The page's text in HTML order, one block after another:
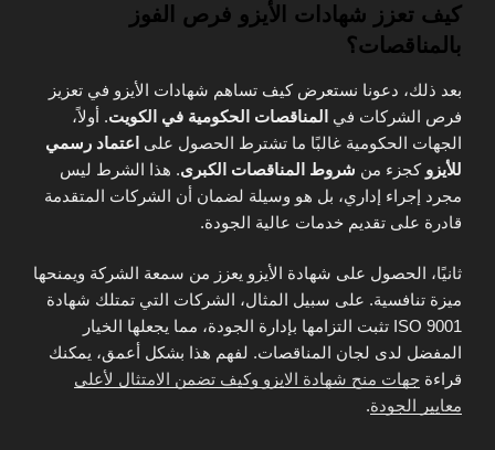
كيف تعزز شهادات الأيزو فرص الفوز
بالمناقصات؟
بعد ذلك، دعونا نستعرض كيف تساهم شهادات الأيزو في تعزيز
فرص الشركات في المناقصات الحكومية في الكويت. أولاً،
الجهات الحكومية غالبًا ما تشترط الحصول على اعتماد رسمي
للأيزو كجزء من شروط المناقصات الكبرى. هذا الشرط ليس
مجرد إجراء إداري، بل هو وسيلة لضمان أن الشركات المتقدمة
قادرة على تقديم خدمات عالية الجودة.
ثانيًا، الحصول على شهادة الأيزو يعزز من سمعة الشركة ويمنحها
ميزة تنافسية. على سبيل المثال، الشركات التي تمتلك شهادة
ISO 9001 تثبت التزامها بإدارة الجودة، مما يجعلها الخيار
المفضل لدى لجان المناقصات. لفهم هذا بشكل أعمق، يمكنك
قراءة جهات منح شهادة الايزو وكيف تضمن الامتثال لأعلى
معايير الجودة.